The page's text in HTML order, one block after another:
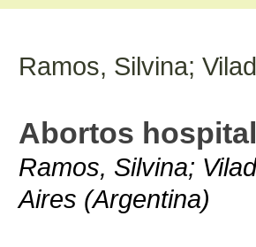
Ramos, Silvina;
Abortos
Ramos, Silvina;
Aires (Argentina)